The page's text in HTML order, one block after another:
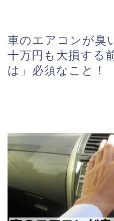
車のエアコンが臭
十万円も大損する
は」必須なこと！